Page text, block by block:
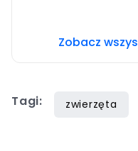
którą można
Prywatnie fan
mnie
Zobacz
Tagi: zwierzęta